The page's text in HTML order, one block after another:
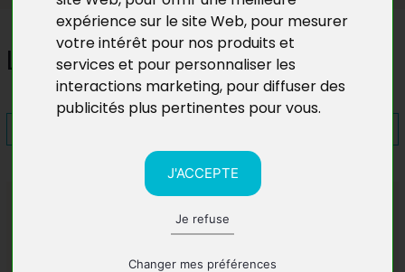
expérience sur le site Web, pour mesurer
votre intérêt pour nos produits et
services et pour personnaliser les
interactions marketing, pour diffuser des
publicités plus pertinentes pour vous.
J'ACCEPTE
Je refuse
Changer mes préférences
Le recueil de Pierrot
A lire également